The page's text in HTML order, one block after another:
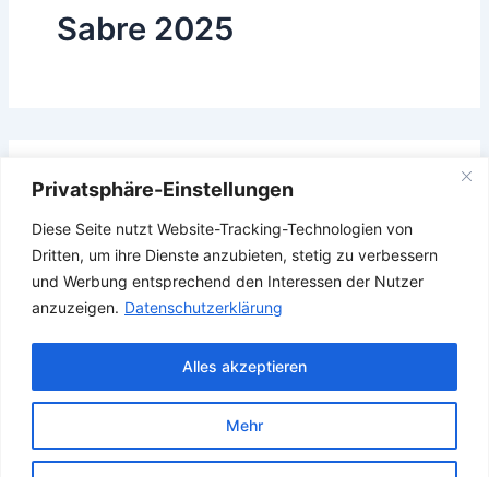
Privatsphäre-Einstellungen
Diese Seite nutzt Website-Tracking-Technologien von
Dritten, um ihre Dienste anzubieten, stetig zu verbessern
und Werbung entsprechend den Interessen der Nutzer
anzuzeigen. Datenschutzerklärung
Mehr
Alles akzeptieren
Sabre 2025
Das Gesuchte konnte leider nicht gefunden werden.
Vielleicht hilft die Suchfunktion.
Suchen
nach:
Copyright © 2026 Verband Deutscher Ubootfahrer e.V.